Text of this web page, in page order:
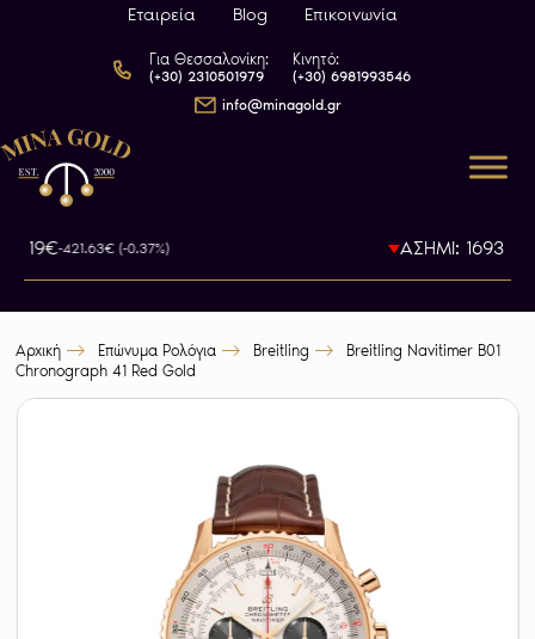
Εταιρεία Blog Επικοινωνία
Για Θεσσαλονίκη:
(+30) 2310501979
Κινητό:
(+30) 6981993546
info@minagold.gr
-421.63€ (-0.37%) ΑΣΗΜΙ: 1693.61€
Αρχική Επώνυμα Ρολόγια Breitling
Breitling Navitimer B01
Chronograph 41 Red Gold